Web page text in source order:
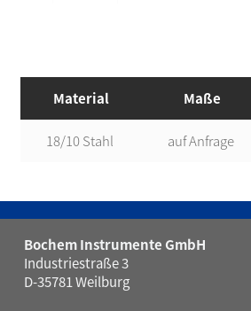
Material Maße
18/10 Stahl auf Anfrage
Bochem Instrumente GmbH
Industriestraße 3
D-35781 Weilburg